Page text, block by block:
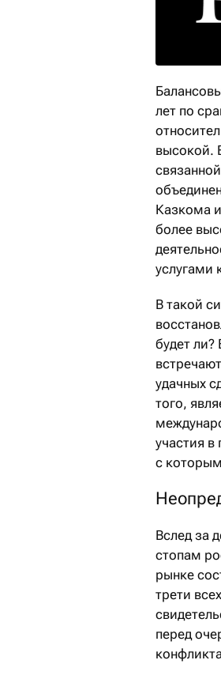
лет по
высокой.
Казкома
более
услугами
В такой
будет ли?
удачных
того,
участия
с
Вслед за
стопам
рынке
трети
перед